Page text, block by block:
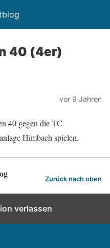
40 (4er)
vor 9 Jahren
40 gegen die TC
Himbach spielen.
Zurück nach oben
verlassen